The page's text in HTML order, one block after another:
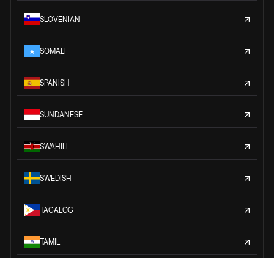
SLOVENIAN
SOMALI
SPANISH
SUNDANESE
SWAHILI
SWEDISH
TAGALOG
TAMIL